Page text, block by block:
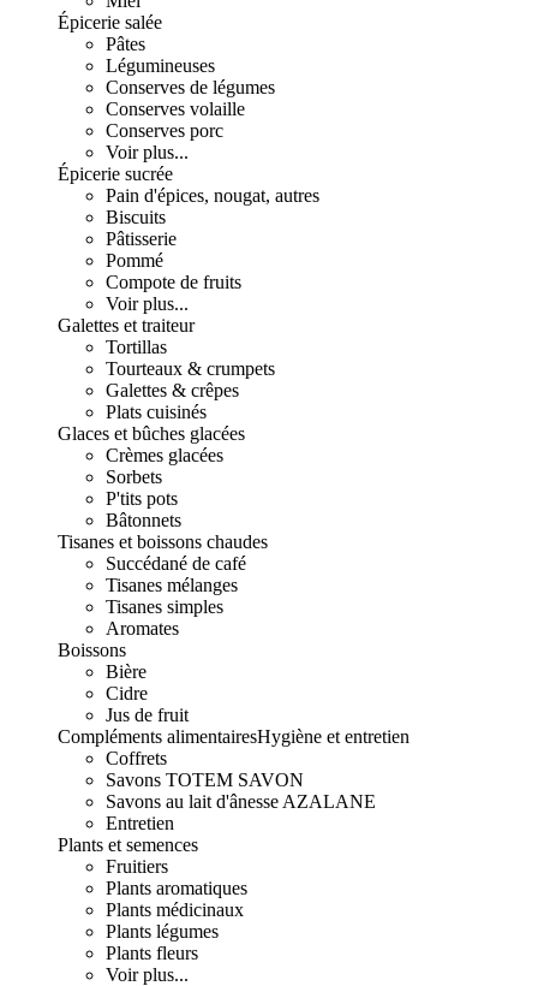
Épicerie salée
Pâtes
Légumineuses
Conserves de légumes
Conserves volaille
Conserves porc
Voir plus...
Épicerie sucrée
Pain d'épices, nougat, autres
Biscuits
Pâtisserie
Pommé
Compote de fruits
Voir plus...
Galettes et traiteur
Tortillas
Tourteaux & crumpets
Galettes & crêpes
Plats cuisinés
Glaces et bûches glacées
Crèmes glacées
Sorbets
P'tits pots
Bâtonnets
Tisanes et boissons chaudes
Succédané de café
Tisanes mélanges
Tisanes simples
Aromates
Boissons
Bière
Cidre
Jus de fruit
Compléments alimentairesHygiène et entretien
Coffrets
Savons TOTEM SAVON
Savons au lait d'ânesse AZALANE
Entretien
Plants et semences
Fruitiers
Plants aromatiques
Plants médicinaux
Plants légumes
Plants fleurs
Voir plus...